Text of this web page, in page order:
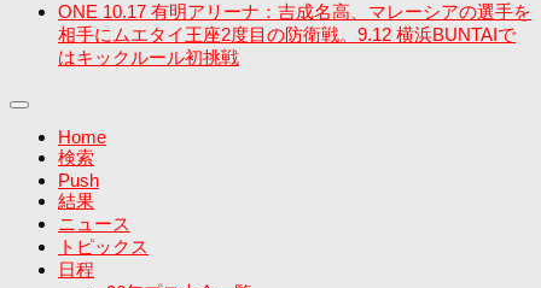
ONE 10.17 有明アリーナ：吉成名高、マレーシアの選手を
相手にムエタイ王座2度目の防衛戦。9.12 横浜BUNTAIで
はキックルール初挑戦
Home
検索
Push
結果
ニュース
トピックス
日程